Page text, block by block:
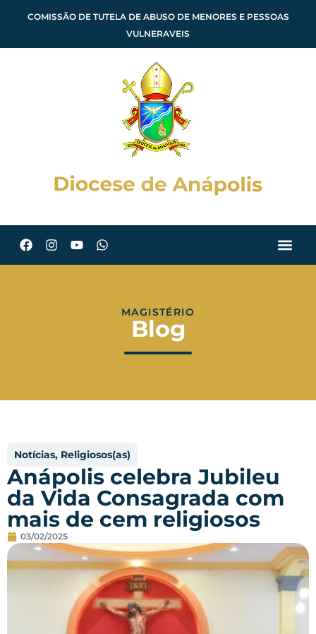
COMISSÃO DE TUTELA DE ABUSO DE MENORES E PESSOAS
VULNERAVEIS
MAGISTÉRIO
Blog
Notícias, Religiosos(as)
Anápolis celebra Jubileu
da Vida Consagrada com
mais de cem religiosos
03/02/2025